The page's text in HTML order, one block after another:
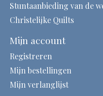
Stuntaanbieding van de
Christelijke Quilts
Mijn account
Registreren
Mijn bestellingen
Mijn verlanglijst